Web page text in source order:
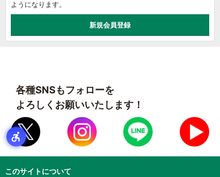
ようになります。
各種SNSもフォローを
よろしくお願いいたします！
このサイトについて